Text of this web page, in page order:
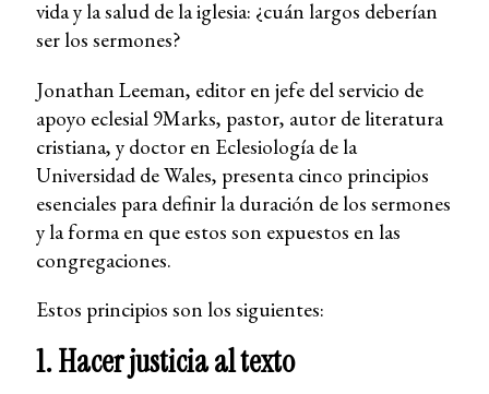
vida y la salud de la iglesia: ¿cuán largos deberían
ser los sermones?
Jonathan Leeman, editor en jefe del servicio de
apoyo eclesial 9Marks, pastor, autor de literatura
cristiana, y doctor en Eclesiología de la
Universidad de Wales, presenta cinco principios
esenciales para definir la duración de los sermones
y la forma en que estos son expuestos en las
congregaciones.
Estos principios son los siguientes:
1. Hacer justicia al texto